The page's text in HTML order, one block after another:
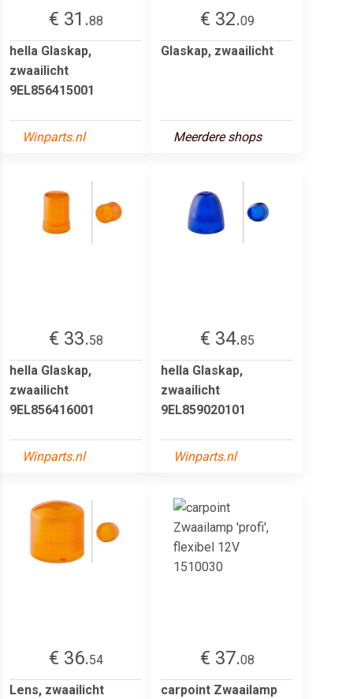
€ 31.88
hella Glaskap,
zwaailicht
9EL856415001
Winparts.nl
€ 32.09
Glaskap, zwaailicht
Meerdere shops
€ 33.58
hella Glaskap,
zwaailicht
9EL856416001
Winparts.nl
€ 34.85
hella Glaskap,
zwaailicht
9EL859020101
Winparts.nl
€ 36.54
Lens, zwaailicht
€ 37.08
carpoint Zwaailamp